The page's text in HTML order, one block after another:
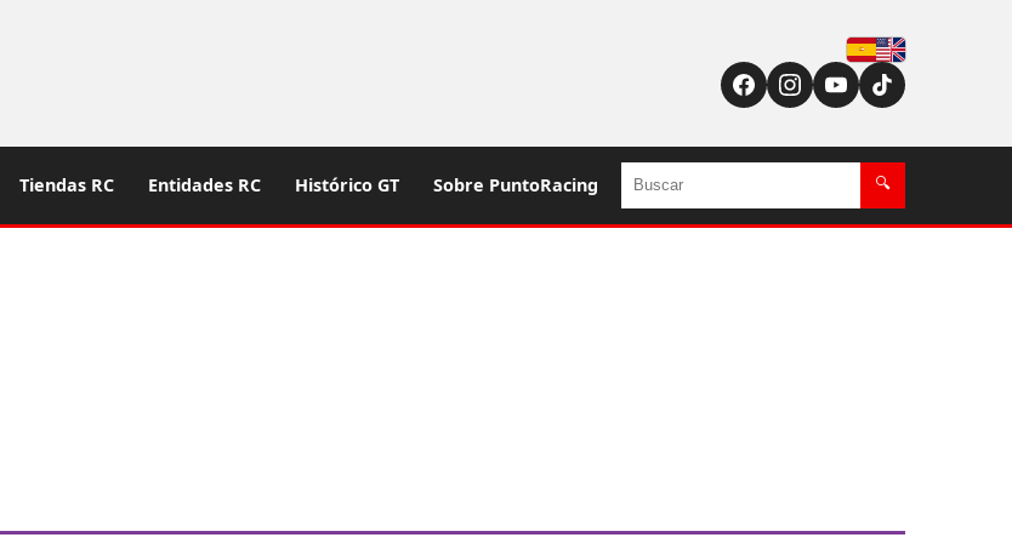
Español
English (US / UK)
Tiendas RC Entidades RC Histórico GT Sobre PuntoRacing Buscar 🔍